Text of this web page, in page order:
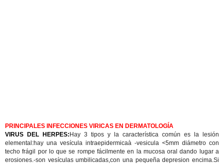
PRINCIPALES INFECCIONES VIRICAS EN DERMATOLOGÍA
VIRUS DEL HERPES: Hay 3 tipos y la característica común es la lesión
elemental:hay una vesícula intraepidermicaà -vesicula <5mm diámetro con
techo frágil por lo que se rompe fácilmente en la mucosa oral dando lugar a
erosiones.-son vesículas umbilicadas,con una pequeña depresion encima.Si